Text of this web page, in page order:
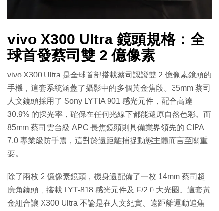
vivo X300 Ultra 鏡頭規格：全
球首發蔡司雙 2 億像素
vivo X300 Ultra 是全球首部搭載蔡司認證雙 2 億像素鏡頭的
手機，這套系統涵蓋了攝影中的多個黃金焦段。35mm 蔡司
人文鏡頭採用了 Sony LYTIA 901 感光元件，配合高達
30.9% 的採光率，確保在任何光線下都能還原自然色彩。而
85mm 蔡司雲台級 APO 長焦鏡頭則具備業界領先的 CIPA
7.0 專業級防手震，這對於遠距離捕捉動態主體而言至關重
要。
除了兩枚 2 億像素鏡頭，機身還配備了一枚 14mm 蔡司超
廣角鏡頭，搭載 LYT-818 感光元件及 F/2.0 大光圈。這套黃
金組合讓 X300 Ultra 不論是在人文紀實、遠距離運動追焦